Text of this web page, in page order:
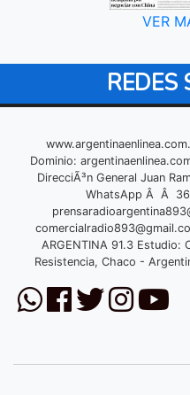
VER
REDES
Dominio:
DirecciÃ³n General Juan
WhatsApp Â Â
ARGENTINA 91.3 Estudio:
Resistencia, Chaco -